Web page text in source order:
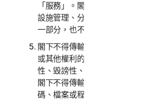
「服務」。閣下不得提供、給
設施管理、分時作業、服務供應
一部分，也不得允許其他人這麼
閣下不得傳輸或儲存可能侵犯第
或其他權利的資料，亦不傳輸或
性、毀謗性、損害名譽或侵犯他
閣下不得傳輸內含軟體病毒或其
碼、檔案或程式 (例如：特洛伊